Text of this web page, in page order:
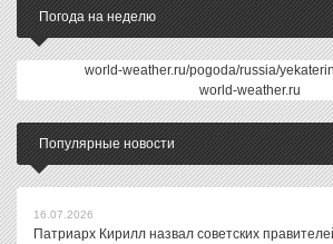
Погода на неделю
world-weather.ru/pogoda/russia/
world-weather.ru
Популярные новости
16.07.2026
Патриарх Кирилл назвал советских